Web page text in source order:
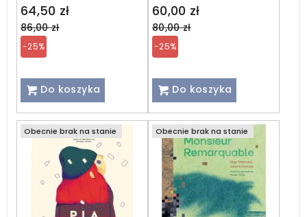
64,50 zł
Regular
price
86,00 zł
-25%
Do koszyka
60,00 zł
Regular
price
80,00 zł
-25%
Do koszyka
Obecnie brak na stanie Obecnie brak na stanie